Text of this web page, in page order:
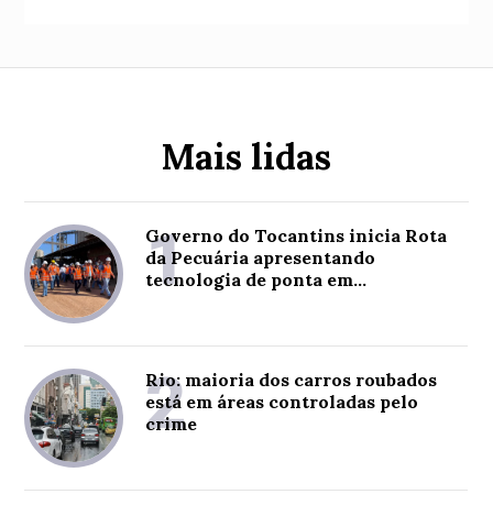
Mais lidas
1
Governo do Tocantins inicia Rota
da Pecuária apresentando
tecnologia de ponta em
2
Rio: maioria dos carros roubados
está em áreas controladas pelo
crime